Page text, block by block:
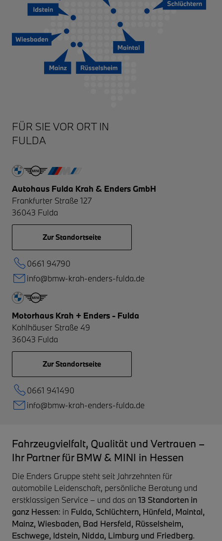
FULDA
Autohaus Fulda Krah & Enders GmbH
Frankfurter Straße 127
36043 Fulda
Zur Standortseite
0661 94790
info@bmw-krah-enders-fulda.de
Motorhaus Krah + Enders - Fulda
Kohlhäuser Straße 49
36043 Fulda
Zur Standortseite
0661 941490
info@bmw-krah-enders-fulda.de
Fahrzeugvielfalt, Qualität und Vertrauen –
Ihr Partner für BMW & MINI in Hessen
Die Enders Gruppe steht seit Jahrzehnten für
automobile Leidenschaft, persönliche Beratung und
erstklassigen Service – und das an 13 Standorten in
ganz Hessen: in Fulda, Schlüchtern, Hünfeld, Maintal,
Mainz, Wiesbaden, Bad Hersfeld, Rüsselsheim,
Eschwege, Idstein, Nidda, Limburg und Friedberg.